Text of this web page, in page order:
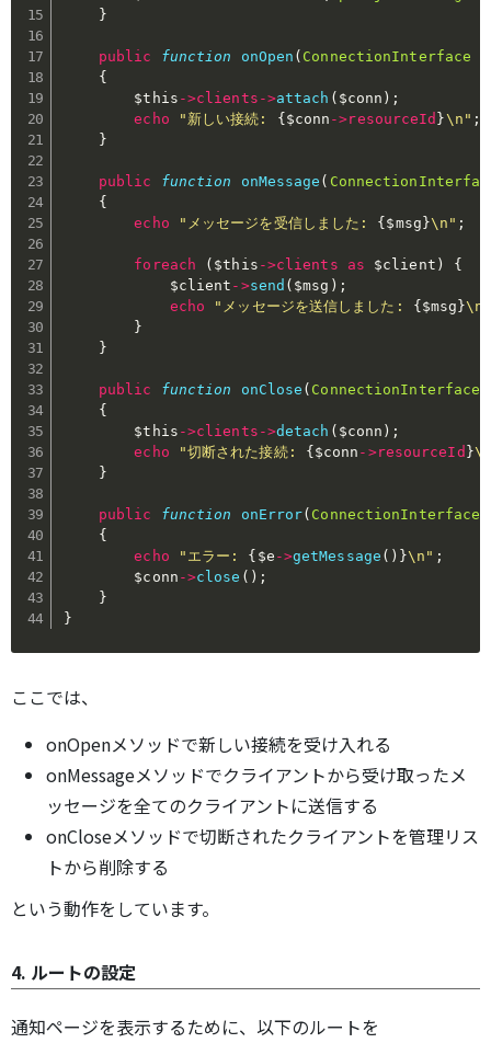
}
public function onOpen ( ConnectionInterface
{
$this ->clients ->attach ( $conn ) ;
echo
"新しい接続: {$conn ->resourceId }\n" ;
}
public function onMessage (
{
echo
"メッセージを受信しました: {$msg}\n" ;
foreach ( $this ->clients as $client )
{
$client ->send ( $msg ) ;
echo
"メッセージを送信しました: {$msg}
}
}
public function onClose ( ConnectionInterface
{
$this ->clients ->detach ( $conn ) ;
echo
"切断された接続: {$conn ->resourceId }
}
public function onError( ConnectionInterface
{
echo
"エラー: { $e ->getMessage ( ) }\n" ;
$conn ->close ( ) ;
}
}
ここでは、
onOpenメソッドで新しい接続を受け入れる
onMessageメソッドでクライアントから受け取ったメ
ッセージを全てのクライアントに送信する
onCloseメソッドで切断されたクライアントを管理リス
トから削除する
という動作をしています。
4. ルートの設定
通知ページを表示するために、以下のルートを